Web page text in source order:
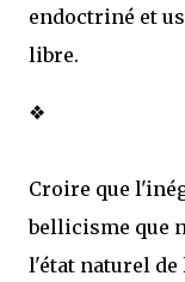
endoctriné et
libre.
❖
Croire que
bellicisme que
l'état naturel de